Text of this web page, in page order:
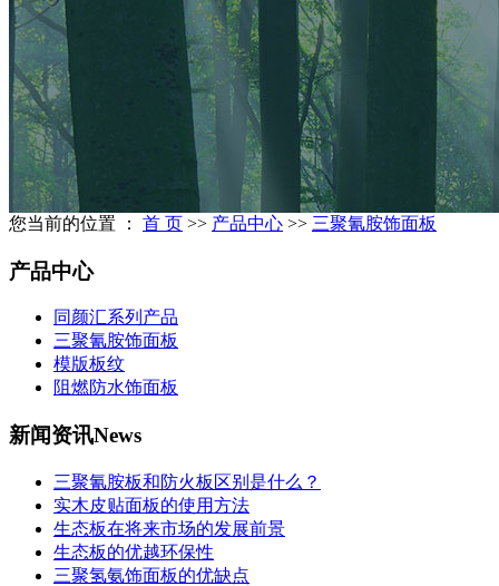
您当前的位置 ： 首 页 >> 产品中心 >> 三聚氰胺饰面板
产品中心
同颜汇系列产品
三聚氰胺饰面板
模版板纹
阻燃防水饰面板
新闻资讯News
三聚氰胺板和防火板区别是什么？
实木皮贴面板的使用方法
生态板在将来市场的发展前景
生态板的优越环保性
三聚氢氨饰面板的优缺点